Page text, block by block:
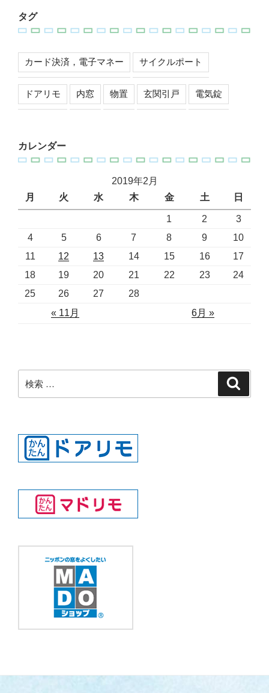
タグ
カード決済，電子マネー サイクルポート
ドアリモ 内窓 物置 玄関引戸 電気錠
カレンダー
2019年2月
月
火 水 木 金 土 日
« 11月 6月 »
1 2
3
4
5 6 7 8 9
10
11
12 13 14 15 16
17
18
19 20 21 22 23
24
25
26 27 28
索: